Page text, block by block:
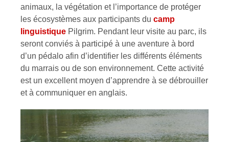
animaux, la végétation et l’importance de protéger
les écosystèmes aux participants du camp
linguistique Pilgrim. Pendant leur visite au parc, ils
seront conviés à participé à une aventure à bord
d’un pédalo afin d’identifier les différents éléments
du marrais ou de son environnement. Cette activité
est un excellent moyen d’apprendre à se débrouiller
et à communiquer en anglais.